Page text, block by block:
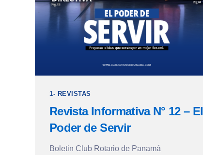
1- REVISTAS
Revista Informativa N° 12 – El
Poder de Servir
Boletin Club Rotario de Panamá